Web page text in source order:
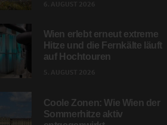
Wien erlebt erneut extreme
Hitze und die Fernkälte läuft
auf Hochtouren
Coole Zonen: Wie Wien der
Sommerhitze aktiv